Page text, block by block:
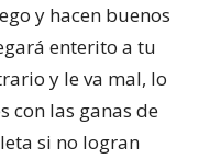
y hacen buenos
enterito a tu
y le va mal, lo
con las ganas de
si no logran